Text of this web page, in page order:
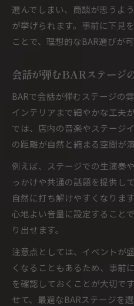
選んでしまい、商談が思うよ
が挙げられます。事前に下見
ことで、理想的なBAR選びが
会話が弾むBARステージ
BARで会話が弾むステージの
インテリアまで細やかな工夫
では、店内の音楽やステージ
の距離が自然と縮まる空間が
例えば、ステージでの生演奏
っかけや共通の話題を提供し
自然に打ち解けやすくなりま
心地よい音量に設定すること
り出せます。
注意点としては、イベントが
くなることもあるため、事前
を確認しておくことが大切で
せて、最適なBARステージを選